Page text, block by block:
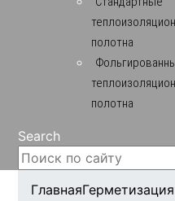
полотна
полотна
Search
Главная